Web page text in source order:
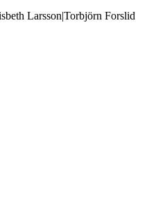
Larsson|Torbjörn Forslid